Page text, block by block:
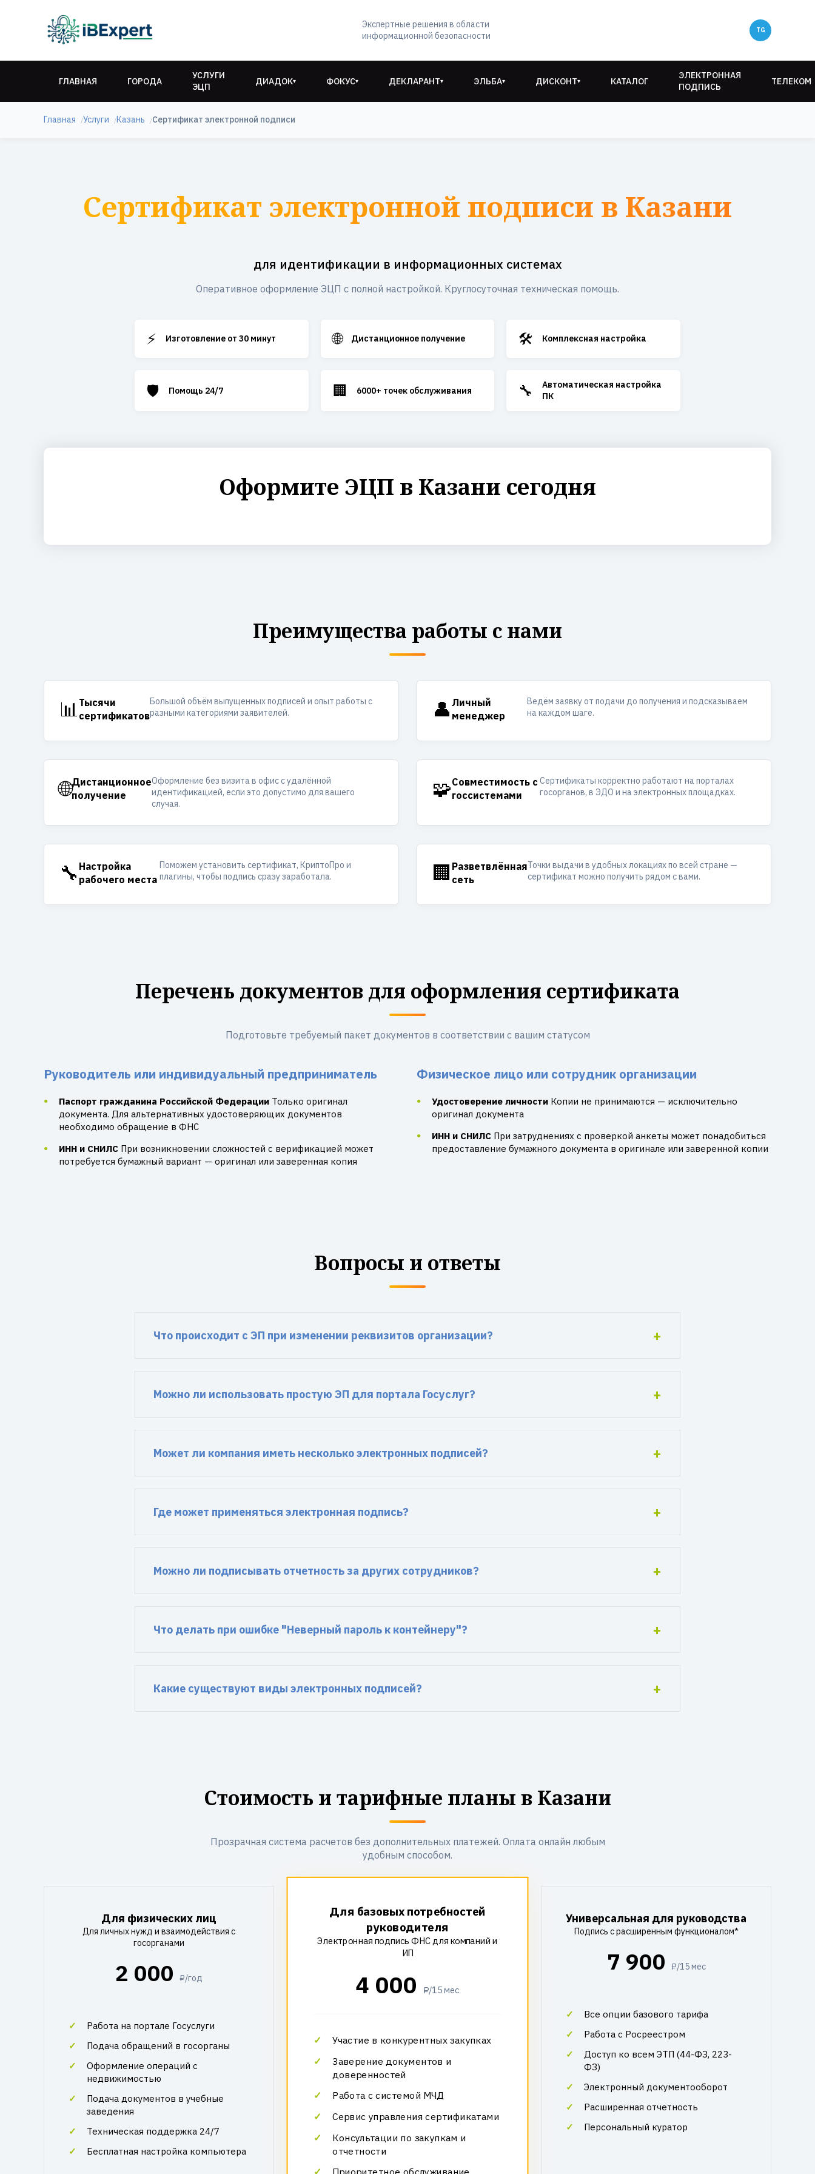
Экспертные решения в области
информационной безопасности
ГЛАВНАЯ ГОРОДА
УСЛУГИ
ЭЦП
ДИАДОК▾ ФОКУС▾ ДЕКЛАРАНТ▾ ЭЛЬБА▾ ДИСКОНТ▾ КАТАЛОГ
ЭЛЕКТРОННАЯ
ПОДПИСЬ
ТЕЛЕКОМ
Главная Услуги Казань Сертификат электронной подписи
Сертификат электронной подписи в Казани
для идентификации в информационных системах
Оперативное оформление ЭЦП с полной настройкой. Круглосуточная техническая помощь.
⚡ Изготовление от 30 минут 🌐 Дистанционное получение 🛠️ Комплексная настройка
🛡️ Помощь 24/7 🏢 6000+ точек обслуживания 🔧
Автоматическая настройка
ПК
Оформите ЭЦП в Казани сегодня
Преимущества работы с нами
📊 Тысячи
сертификатов
Большой объём выпущенных подписей и опыт работы с
разными категориями заявителей.
👤 Личный
менеджер
Ведём заявку от подачи до получения и подсказываем
на каждом шаге.
🌐Дистанционное
получение
Оформление без визита в офис с удалённой
идентификацией, если это допустимо для вашего
случая.
🧩Совместимость с
госсистемами
Сертификаты корректно работают на порталах
госорганов, в ЭДО и на электронных площадках.
🔧 Настройка
рабочего места
Поможем установить сертификат, КриптоПро и
плагины, чтобы подпись сразу заработала.
🏢 Разветвлённая
сеть
Точки выдачи в удобных локациях по всей стране —
сертификат можно получить рядом с вами.
Перечень документов для оформления сертификата
Подготовьте требуемый пакет документов в соответствии с вашим статусом
Руководитель или индивидуальный предприниматель
Паспорт гражданина Российской Федерации Только оригинал
документа. Для альтернативных удостоверяющих документов
необходимо обращение в ФНС
ИНН и СНИЛС При возникновении сложностей с верификацией может
потребуется бумажный вариант — оригинал или заверенная копия
Физическое лицо или сотрудник организации
Удостоверение личности Копии не принимаются — исключительно
оригинал документа
ИНН и СНИЛС При затруднениях с проверкой анкеты может понадобиться
предоставление бумажного документа в оригинале или заверенной копии
Вопросы и ответы
Что происходит с ЭП при изменении реквизитов организации?
Можно ли использовать простую ЭП для портала Госуслуг?
Может ли компания иметь несколько электронных подписей?
Где может применяться электронная подпись?
Можно ли подписывать отчетность за других сотрудников?
Что делать при ошибке "Неверный пароль к контейнеру"?
Какие существуют виды электронных подписей?
Стоимость и тарифные планы в Казани
Прозрачная система расчетов без дополнительных платежей. Оплата онлайн любым
удобным способом.
Для физических лиц
Для личных нужд и взаимодействия с
госорганами
2 000 ₽/год
Работа на портале Госуслуги
Подача обращений в госорганы
Оформление операций с
недвижимостью
Подача документов в учебные
заведения
Техническая поддержка 24/7
Бесплатная настройка компьютера
Для базовых потребностей
руководителя
Электронная подпись ФНС для компаний и
ИП
4 000 ₽/15 мес
Участие в конкурентных закупках
Заверение документов и
доверенностей
Работа с системой МЧД
Сервис управления сертификатами
Консультации по закупкам и
отчетности
Универсальная для руководства
Подпись с расширенным функционалом*
7 900 ₽/15 мес
Все опции базового тарифа
Работа с Росреестром
Доступ ко всем ЭТП (44-ФЗ, 223-
ФЗ)
Электронный документооборот
Расширенная отчетность
Персональный куратор